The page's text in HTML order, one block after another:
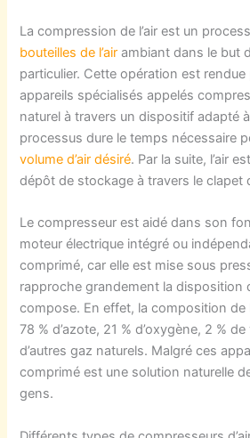
La compression de l’air est un
bouteilles de l’air ambiant dans le but
particulier. Cette opération est
appareils spécialisés appelés
naturel à travers un dispositif adapté
processus dure le temps nécessaire
volume d’air désiré. Par la suite, l’air
dépôt de stockage à travers le clapet
Le compresseur est aidé dans son
moteur électrique intégré ou
comprimé, car elle est mise sous
rapproche grandement la disposition
compose. En effet, la composition de
78 % d’azote, 21 % d’oxygène, 2 % de
d’autres gaz naturels. Malgré ces
comprimé est une solution naturelle
gens.